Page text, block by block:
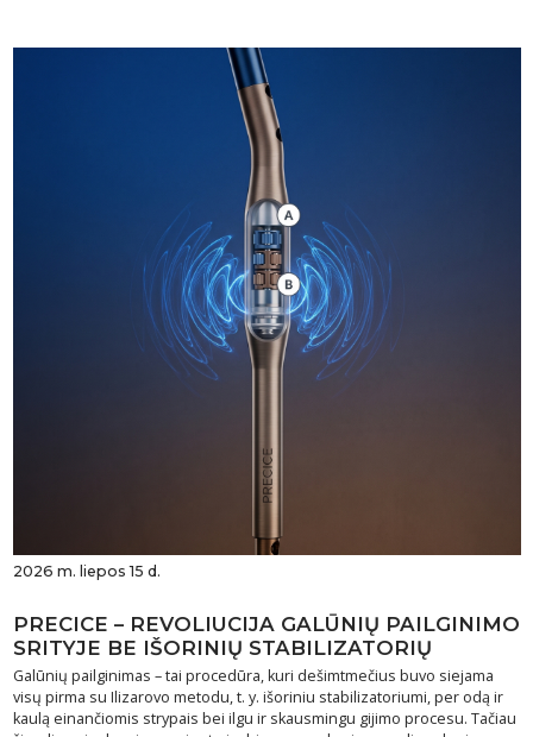
2026 m. liepos 15 d.
PRECICE – REVOLIUCIJA GALŪNIŲ PAILGINIMO
SRITYJE BE IŠORINIŲ STABILIZATORIŲ
Galūnių pailginimas – tai procedūra, kuri dešimtmečius buvo siejama
visų pirma su Ilizarovo metodu, t. y. išoriniu stabilizatoriumi, per odą ir
kaulą einančiomis strypais bei ilgu ir skausmingu gijimo procesu. Tačiau